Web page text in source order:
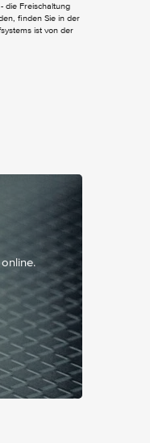
Leder
die Freischaltung
finden Sie in der
ist von der